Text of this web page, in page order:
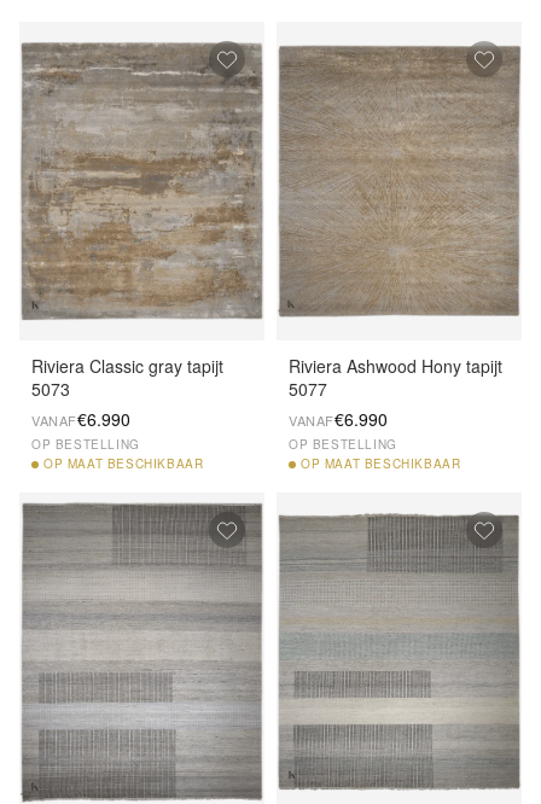
Riviera Classic gray tapijt
5073
VANAF€6.990
OP BESTELLING
OP MAAT BESCHIKBAAR
Riviera Ashwood Hony tapijt
5077
VANAF€6.990
OP BESTELLING
OP MAAT BESCHIKBAAR